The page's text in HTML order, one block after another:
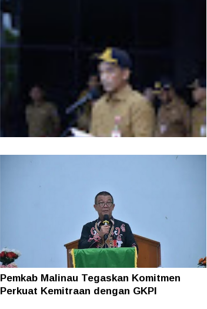
Di Tengah Efisiensi Anggaran, Pemprov
Kaltara Pastikan TPP ASN Tetap Dibayar
Pemkab Malinau Tegaskan Komitmen
Perkuat Kemitraan dengan GKPI